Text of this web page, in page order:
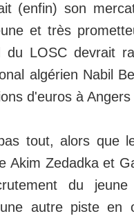
(enfin) son
et très
du LOSC devrait
algérien Nabil
d'euros à Angers
tout, alors que
Akim Zedadka et
du
une autre piste